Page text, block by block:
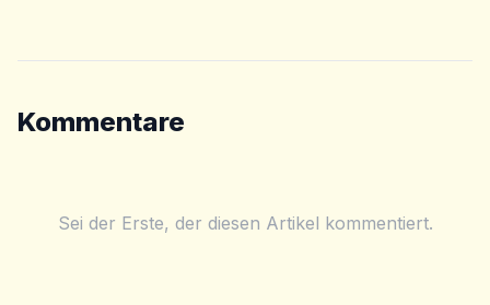
Kommentare
Sei der Erste, der diesen Artikel kommentiert.